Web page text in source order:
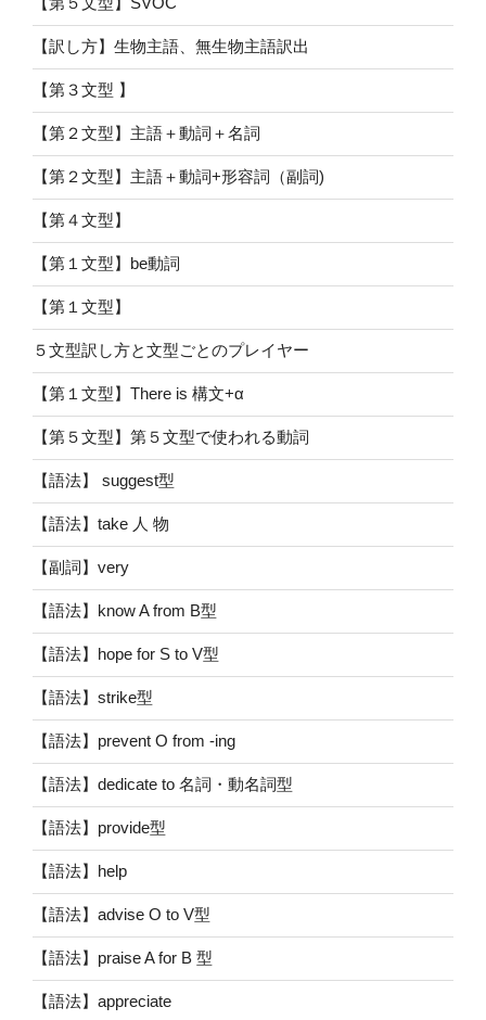
【訳し方】生物主語、無生物主語訳出
【第３文型 】
【第２文型】主語＋動詞＋名詞
【第２文型】主語＋動詞+形容詞（副詞)
【第４文型】
【第１文型】be動詞
【第１文型】
５文型訳し方と文型ごとのプレイヤー
【第１文型】There is 構文+α
【第５文型】第５文型で使われる動詞
【語法】 suggest型
【語法】take 人 物
【副詞】very
【語法】know A from B型
【語法】hope for S to V型
【語法】strike型
【語法】prevent O from -ing
【語法】dedicate to 名詞・動名詞型
【語法】provide型
【語法】help
【語法】advise O to V型
【語法】praise A for B 型
【語法】appreciate